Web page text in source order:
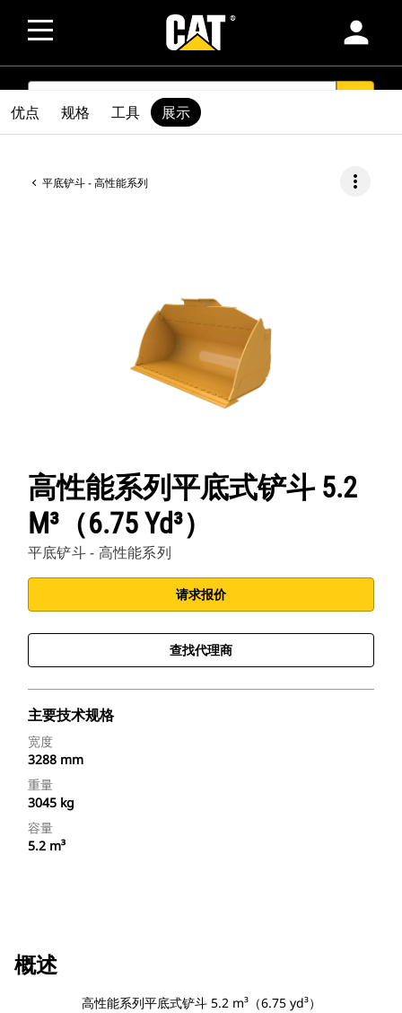
person
SEARCH
平底铲斗 - 高性能系列 more_vert
高性能系列平底式铲斗 5.2
M³（6.75 Yd³）
平底铲斗 - 高性能系列
请求报价
查找代理商
主要技术规格
宽度
3288 mm
重量
3045 kg
容量
5.2 m³
优点 规格 工具 展示
概述
高性能系列平底式铲斗 5.2 m³（6.75 yd³）